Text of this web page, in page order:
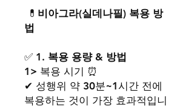
💊 비아그라(실데나필) 복용 방
법
✅ 1. 복용 용량 & 방법
1> 복용 시기 ⏰
✔ 성행위 약 30분~1시간 전에
복용하는 것이 가장 효과적입니